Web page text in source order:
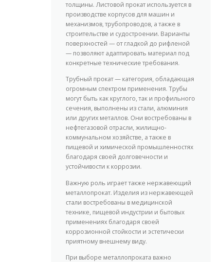
толщины. Листовой прокат используется в
производстве корпусов для машин и
механизмов, трубопроводов, а также в
строительстве и судостроении. Варианты
поверхностей — от гладкой до рифленой
— позволяют адаптировать материал под
конкретные технические требования.
Трубный прокат — категория, обладающая
огромным спектром применения. Трубы
могут быть как круглого, так и профильного
сечения, выполнены из стали, алюминия
или других металлов. Они востребованы в
нефтегазовой отрасли, жилищно-
коммунальном хозяйстве, а также в
пищевой и химической промышленностях
благодаря своей долговечности и
устойчивости к коррозии.
Важную роль играет также нержавеющий
металлопрокат. Изделия из нержавеющей
стали востребованы в медицинской
технике, пищевой индустрии и бытовых
применениях благодаря своей
коррозионной стойкости и эстетически
приятному внешнему виду.
При выборе металлопроката важно